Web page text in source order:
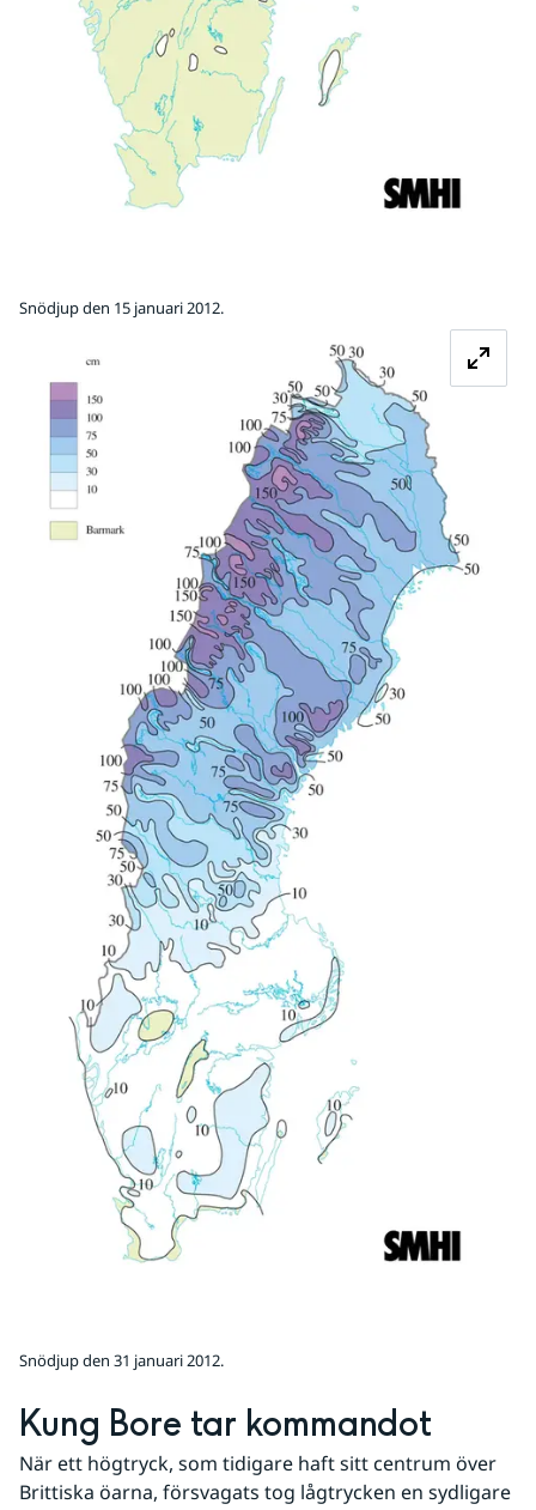
Snödjup den 15 januari 2012.
Snödjup den 31 januari 2012.
Kung Bore tar kommandot
När ett högtryck, som tidigare haft sitt centrum över
Brittiska öarna, försvagats tog lågtrycken en sydligare